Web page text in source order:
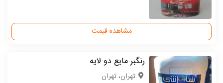
مشاهده قیمت
رنگبر مایع دو لایه
تهران، تهران